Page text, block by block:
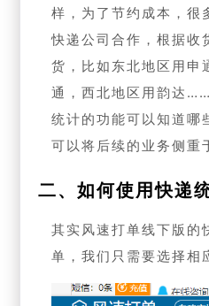
样，为了节约成本，很
快递公司合作，根据收
货，比如东北地区用申
通，西北地区用韵达
统计的功能可以知道哪
可以将后续的业务侧重
二、如何使用快递
其实风速打单线下版的
单，我们只需要选择相